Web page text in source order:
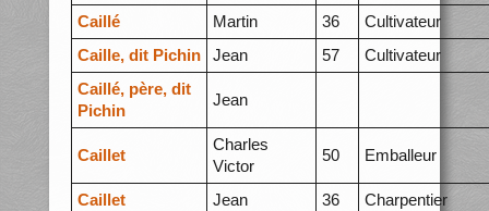
Caillé
Martin 36
Cultivateur
Caille, dit Pichin
Jean 57
Cultivateur
Caillé, père, dit
Pichin
Jean
Caillet
Charles
Victor
50 Emballeur
Caillet Jean 36
Charpentier